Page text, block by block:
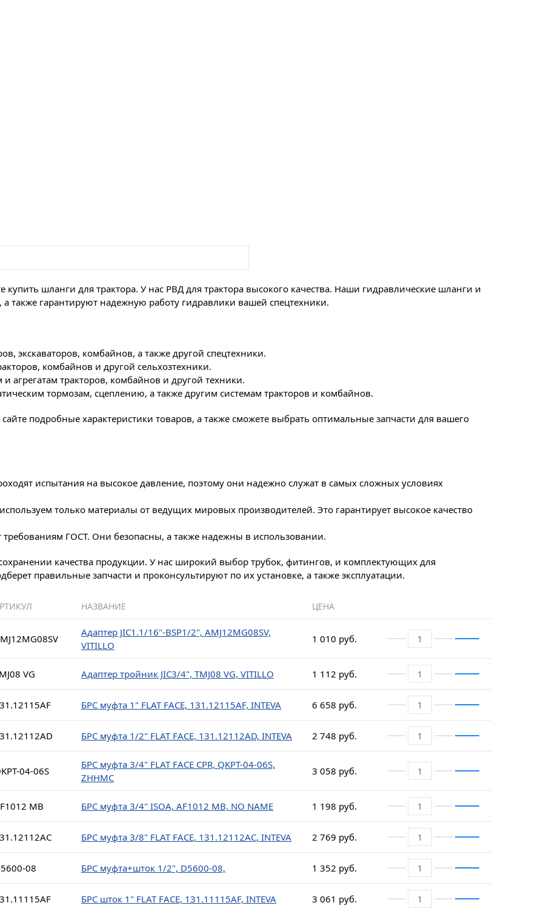
шланги для трактора. У нас РВД для трактора высокого качества. Наши гидравлические шланги и
также гарантируют надежную работу гидравлики вашей спецтехники.
экскаваторов, комбайнов, а также другой спецтехники.
комбайнов и другой сельхозтехники.
агрегатам тракторов, комбайнов и другой техники.
тормозам, сцеплению, а также другим системам тракторов и комбайнов.
подробные характеристики товаров, а также сможете выбрать оптимальные запчасти для вашего
испытания на высокое давление, поэтому они надежно служат в самых сложных условиях
только материалы от ведущих мировых производителей. Это гарантирует высокое качество
требованиям ГОСТ. Они безопасны, а также надежны в использовании.
качества продукции. У нас широкий выбор трубок, фитингов, и комплектующих для
правильные запчасти и проконсультируют по их установке, а также эксплуатации.
НАЗВАНИЕ ЦЕНА
Адаптер JIC1.1/16"-BSP1/2", AMJ12MG08SV,
VITILLO
1 010 руб.
VG Адаптер тройник JIC3/4", TMJ08 VG, VITILLO 1 112 руб.
БРС муфта 1" FLAT FACE, 131.12115AF, INTEVA 6 658 руб.
БРС муфта 1/2" FLAT FACE, 131.12112AD, INTEVA 2 748 руб.
04-06S
БРС муфта 3/4" FLAT FACE CPR, QKPT-04-06S,
ZHHMC
3 058 руб.
MB БРС муфта 3/4" ISOA, AF1012 MB, NO NAME 1 198 руб.
БРС муфта 3/8" FLAT FACE, 131.12112AC, INTEVA 2 769 руб.
08 БРС муфта+шток 1/2", D5600-08, 1 352 руб.
БРС шток 1" FLAT FACE, 131.11115AF, INTEVA 3 061 руб.